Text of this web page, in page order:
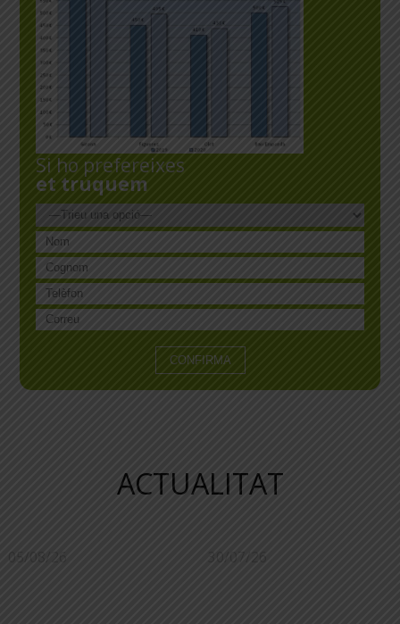
Si ho prefereixes
et truquem
ACTUALITAT
05/08/26 30/07/26